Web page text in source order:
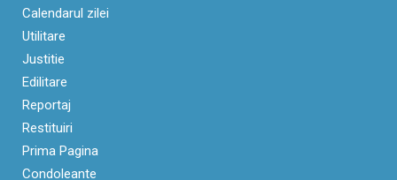
Calendarul zilei
Utilitare
Justitie
Edilitare
Reportaj
Restituiri
Prima Pagina
Condoleante